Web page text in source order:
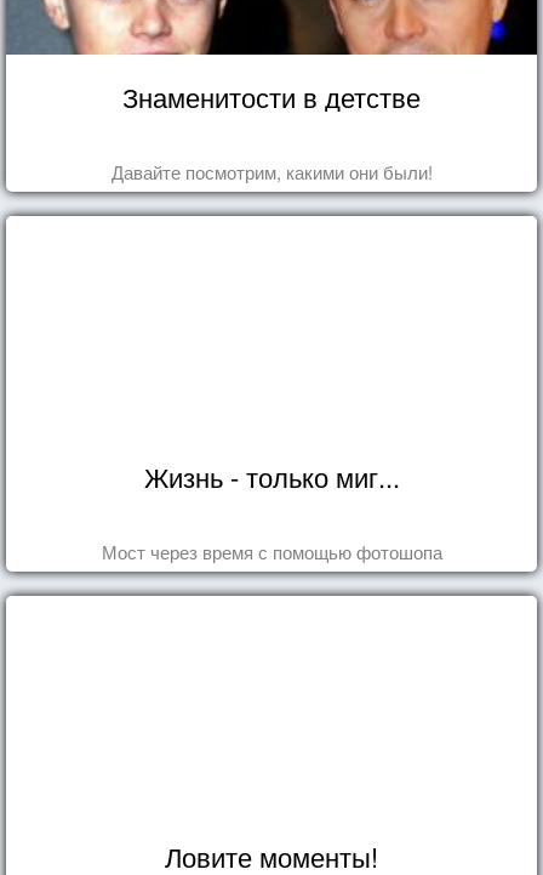
Знаменитости в детстве
Давайте посмотрим, какими они были!
Жизнь - только миг...
Мост через время с помощью фотошопа
Ловите моменты!